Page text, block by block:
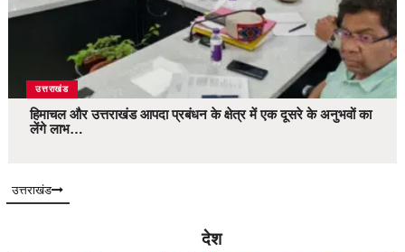
उत्तराखंड
हिमाचल और उत्तराखंड आपदा प्रबंधन के क्षेत्र में एक दूसरे के अनुभवों का
लेंगे लाभ…
उत्तराखंड
देश